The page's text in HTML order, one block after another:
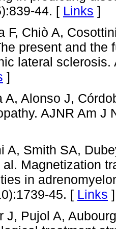
44. [ Links ]
F, Chiò A,
present and the
lateral
]
A, Alonso J,
AJNR Am J
A, Smith SA,
al. Magnetization
in
45. [ Links ]
J, Pujol A,